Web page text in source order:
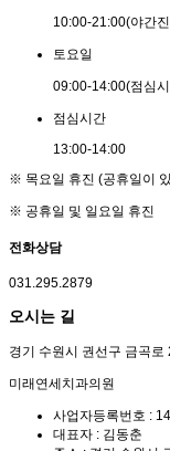
10:00-21:00(야간
토요일
09:00-14:00(점심
점심시 간
13:00-14:00
※ 목요일 휴진 (공휴일이
※ 공휴일 및 일요일 휴진
전화상담
031.295.2879
오시는 길
경기 수원시 권선구 금곡
미래연세치과의원
사업자등록번호 :
대표자 : 김동춘